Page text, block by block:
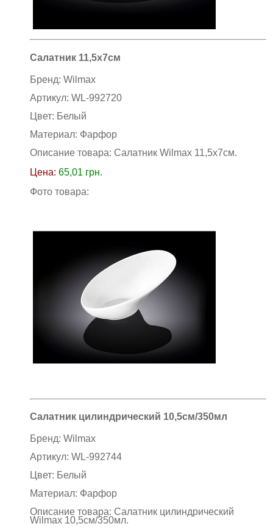
Салатник 11,5х7см
Бренд: Wilmax
Артикул: WL-992720
Цвет: Белый
Материал: Фарфор
Описание товара: Салатник Wilmax 11,5х7см.
Цена: 65,01 грн.
Фото товара:
Салатник цилиндрический 10,5см/350мл
Бренд: Wilmax
Артикул: WL-992744
Цвет: Белый
Материал: Фарфор
Описание товара: Салатник цилиндрический
Wilmax 10,5см/350мл.